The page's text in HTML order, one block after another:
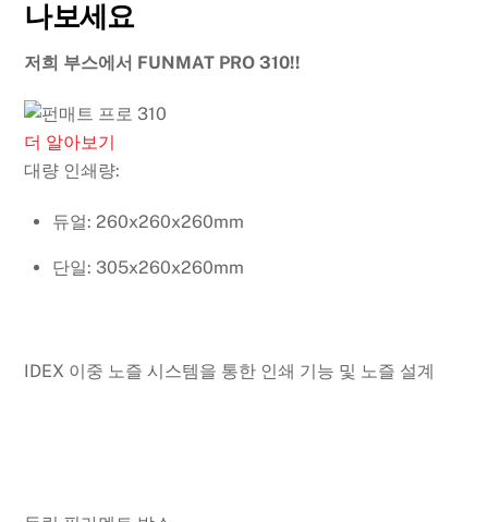
나보세요
저희 부스에서 FUNMAT PRO 310!!
더 알아보기
대량 인쇄량:
듀얼: 260x260x260mm
단일: 305x260x260mm
IDEX 이중 노즐 시스템을 통한 인쇄 기능 및 노즐 설계